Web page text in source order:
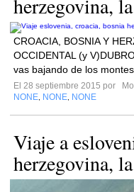
herzegovina,
CROACIA, BOSNIA Y
OCCIDENTAL (y
vas bajando de los
El 28 septiembre 2015 por
NONE NONE NONE
Viaje a
herzegovina,